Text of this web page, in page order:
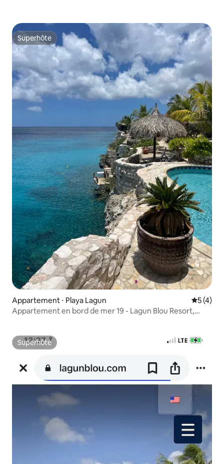
Superhôte
Superhôte
Appartement ⋅ Playa Lagun
5 (4)
Appartement en bord de mer 19 - Lagun Blou Resort,
Superhôte
Superhôte